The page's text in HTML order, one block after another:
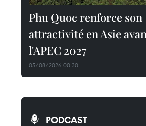
Phu Quoc renforce son
attractivité en Asie
l'APEC 2027
05/08/2026 00:30
PODCAST